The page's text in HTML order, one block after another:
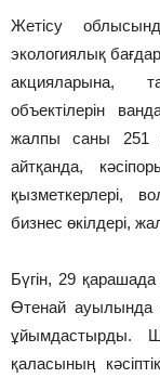
Жетісу
экологиялық
акцияларына,
объектілерін
жалпы саны 251
айтқанда,
қызметкерлері,
бизнес өкілдері,
Бүгін, 29
Өтенай ауылында
ұйымдастырды.
қаласының